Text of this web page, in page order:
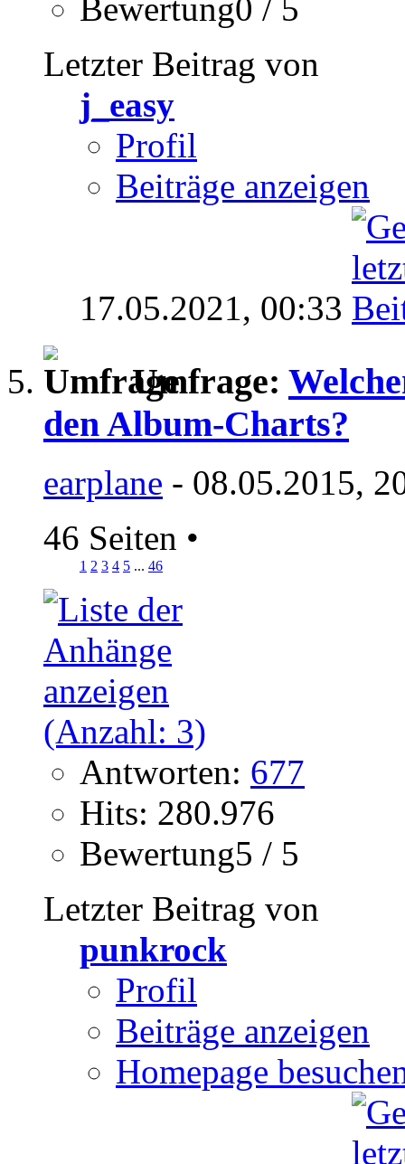
Bewertung0 / 5
Letzter Beitrag von
j_easy
Profil
Beiträge anzeigen
17.05.2021, 00:33
Umfrage:
den Album-Charts?
earplane - 08.05.2015,
46 Seiten •
1 2 3 4 5 ... 46
Antworten: 677
Hits: 280.976
Bewertung5 / 5
Letzter Beitrag von
punkrock
Profil
Beiträge anzeigen
Homepage